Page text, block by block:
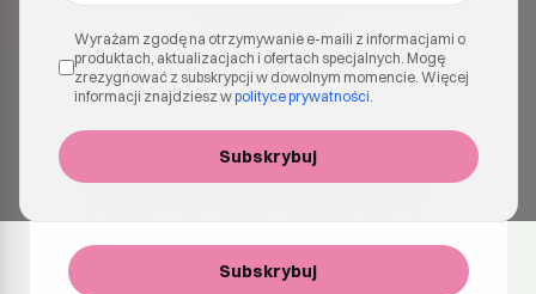
Wyrażam zgodę na otrzymywanie e-maili z informacjami o
produktach, aktualizacjach i ofertach specjalnych. Mogę
zrezygnować z subskrypcji w dowolnym momencie. Więcej
informacji znajdziesz wpolityce prywatności
Subskrybuj
Wyrażam zgodę na otrzymywanie e-maili z informacjami
o produktach, aktualizacjach i ofertach specjalnych. Mogę
Subskrybuj